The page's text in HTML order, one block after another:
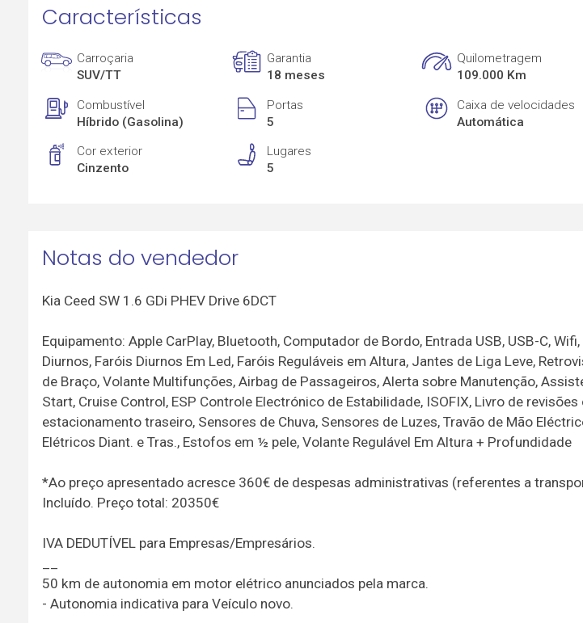
Características
Carroçaria
SUV/TT
Garantia
18 meses
Quilometragem
109.000 Km
Combustível
Híbrido (Gasolina)
Portas
5
Caixa de velocidades
Automática
Cor exterior
Cinzento
Lugares
5
Notas do vendedor
Kia Ceed SW 1.6 GDi PHEV Drive 6DCT
Equipamento: Apple CarPlay, Bluetooth, Computador de Bordo, Entrada USB, USB-C,
Diurnos, Faróis Diurnos Em Led, Faróis Reguláveis em Altura, Jantes de Liga Leve,
de Braço, Volante Multifunções, Airbag de Passageiros, Alerta sobre Manutenção,
Start, Cruise Control, ESP Controle Electrónico de Estabilidade, ISOFIX, Livro de
estacionamento traseiro, Sensores de Chuva, Sensores de Luzes, Travão de Mão
Elétricos Diant. e Tras., Estofos em ½ pele, Volante Regulável Em Altura + Profundidade
*Ao preço apresentado acresce 360€ de despesas administrativas (referentes a
Incluído. Preço total: 20350€
IVA DEDUTÍVEL para Empresas/Empresários.
50 km de autonomia em motor elétrico anunciados pela marca.
- Autonomia indicativa para Veículo novo.